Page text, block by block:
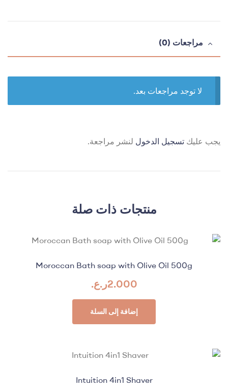
مراجعات (0)
لا توجد مراجعات بعد.
يجب عليك تسجيل الدخول لنشر مراجعة.
منتجات ذات صلة
Moroccan Bath soap with Olive Oil 500g
2.000ر.ع.
إضافة إلى السلة
Intuition 4in1 Shaver